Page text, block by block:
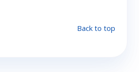
Back to top